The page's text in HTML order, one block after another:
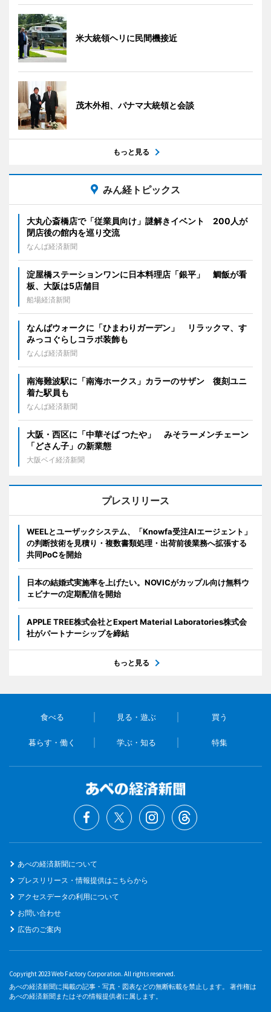
米大統領ヘリに民間機接近
茂木外相、パナマ大統領と会談
もっと見る
みん経トピックス
大丸心斎橋店で「従業員向け」謎解きイベント 200人が
閉店後の館内を巡り交流
なんば経済新聞
淀屋橋ステーションワンに日本料理店「銀平」 鯛飯が看
板、大阪は5店舗目
船場経済新聞
なんばウォークに「ひまわりガーデン」 リラックマ、す
みっコぐらしコラボ装飾も
なんば経済新聞
南海難波駅に「南海ホークス」カラーのサザン 復刻ユニ
着た駅員も
なんば経済新聞
大阪・西区に「中華そば つたや」 みそラーメンチェーン
「どさん子」の新業態
大阪ベイ経済新聞
プレスリリース
WEELとユーザックシステム、「Knowfa受注AIエージェント」
の判断技術を見積り・複数書類処理・出荷前後業務へ拡張する
共同PoCを開始
日本の結婚式実施率を上げたい。NOVICがカップル向け無料ウ
ェビナーの定期配信を開始
APPLE TREE株式会社とExpert Material Laboratories株式会
社がパートナーシップを締結
もっと見る
食べる 見る・遊ぶ 買う
暮らす・働く 学ぶ・知る 特集
あべの経済新聞について
プレスリリース・情報提供はこちらから
アクセスデータの利用について
お問い合わせ
広告のご案内
Copyright 2023 Web Factory Corporation. All rights reserved.
あべの経済新聞に掲載の記事・写真・図表などの無断転載を禁止します。 著作権は
あべの経済新聞またはその情報提供者に属します。